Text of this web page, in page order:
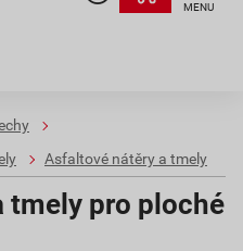
MENU
Asfaltové nátěry a tmely
tmely pro ploché